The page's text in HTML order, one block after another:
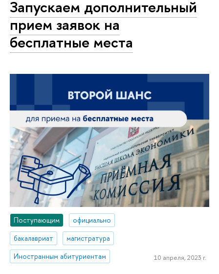
Запускаем дополнительный
прием заявок на
бесплатные места
Поступающим
официально
бакалавриат
магистратура
Иностранным абитуриентам
10 апреля, 2023 г.